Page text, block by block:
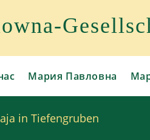
Мария Павловна
in Tiefengruben